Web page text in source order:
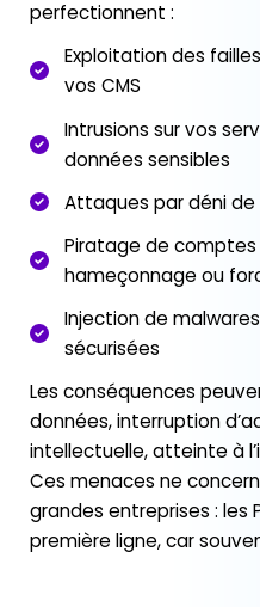
perfectionnent :
Exploitation des
vos CMS
Intrusions sur vos
données sensibles
Attaques par déni de
Piratage de
hameçonnage ou
Injection de
sécurisées
Les conséquences
données, interruption
intellectuelle, atteinte à
Ces menaces ne
grandes entreprises : les
première ligne, car